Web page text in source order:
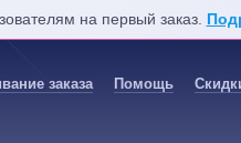
на первый заказ.
заказа Помощь